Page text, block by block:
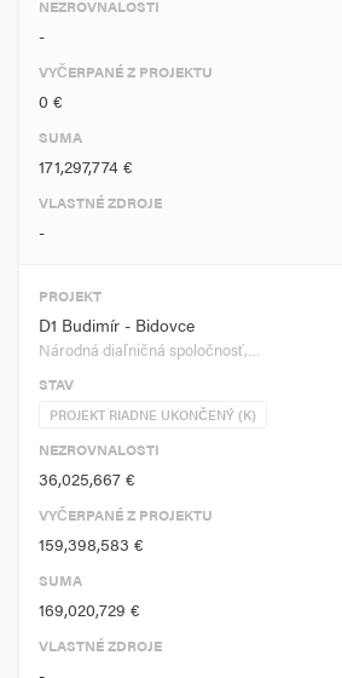
NEZROVNALOSTI
-
VYČERPANÉ Z PROJEKTU
0 €
SUMA
171,297,774 €
VLASTNÉ ZDROJE
-
PROJEKT
D1 Budimír - Bidovce
Národná diaľničná spoločnosť,…
STAV
PROJEKT RIADNE UKONČENÝ (K)
NEZROVNALOSTI
36,025,667 €
VYČERPANÉ Z PROJEKTU
159,398,583 €
SUMA
169,020,729 €
VLASTNÉ ZDROJE